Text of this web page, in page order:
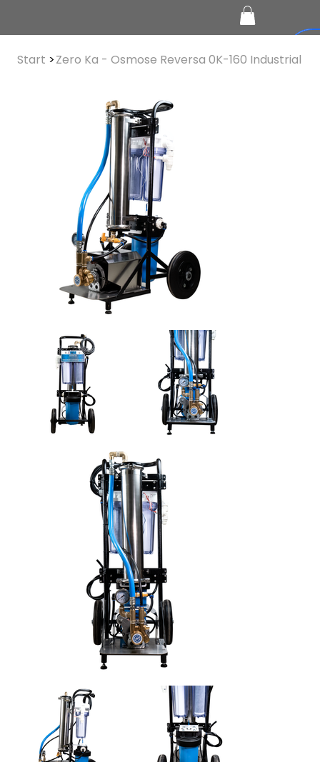
Start >Zero Ka - Osmose Reversa 0K-160 Industrial